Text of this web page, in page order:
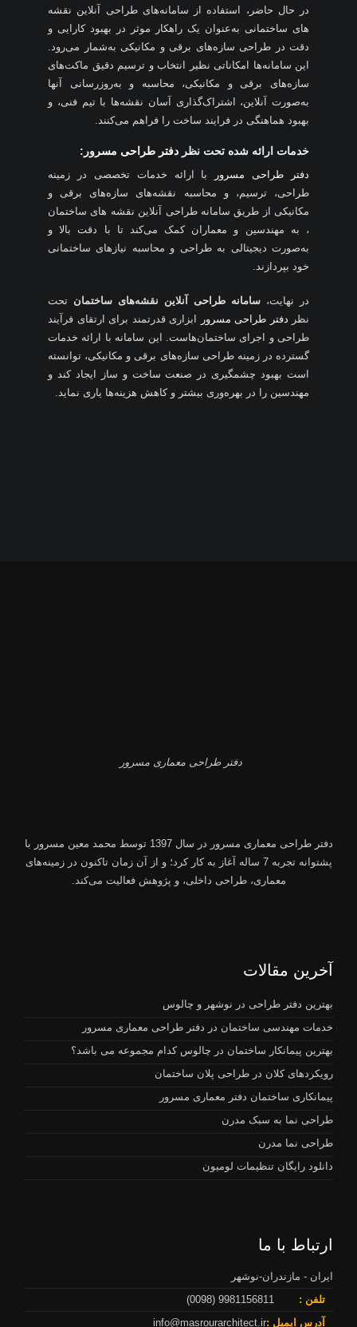
در حال حاضر، استفاده از سامانه‌های طراحی آنلاین نقشه‌
های ساختمانی به‌عنوان یک راهکار موثر در بهبود کارایی و
دقت در طراحی سازه‌های برقی و مکانیکی به‌شمار می‌رود.
این سامانه‌ها امکاناتی نظیر انتخاب و ترسیم دقیق ماکت‌های
سازه‌های برقی و مکانیکی، محاسبه و به‌روزرسانی آنها
به‌صورت آنلاین، اشتراک‌گذاری آسان نقشه‌ها با تیم فنی، و
بهبود هماهنگی در فرایند ساخت را فراهم می‌کنند.
خدمات ارائه شده تحت نظر دفتر طراحی مسرور :
دفتر طراحی مسرور
با ارائه خدمات تخصصی در زمینه
طراحی، ترسیم، و محاسبه نقشه‌های سازه‌های برقی و
مکانیکی از طریق سامانه طراحی آنلاین نقشه های ساختمان
، به مهندسین و معماران کمک می‌کند تا با دقت بالا و
به‌صورت دیجیتالی به طراحی و محاسبه نیازهای ساختمانی
خود بپردازند.
در نهایت، سامانه طراحی آنلاین نقشه‌های ساختمان تحت
نظر دفتر طراحی مسرور
ابزاری قدرتمند برای ارتقای فرآیند
طراحی و اجرای ساختمان‌هاست. این سامانه با ارائه خدمات
گسترده در زمینه طراحی سازه‌های برقی و مکانیکی، توانسته
است بهبود چشمگیری در صنعت ساخت و ساز ایجاد کند و
مهندسین را در بهره‌وری بیشتر و کاهش هزینه‌ها یاری نماید.
دفتر طراحی معماری مسرور
دفتر طراحی معماری مسرور در سال 1397 توسط محمد معین مسرور با
پشتوانه تجربه 7 ساله آغاز به کار کرد؛ و از آن زمان تاکنون در زمینه‌های
معماری، طراحی داخلی، و پژوهش فعالیت می‌کند.
آخرین مقالات
بهترین دفتر طراحی در نوشهر و چالوس
خدمات مهندسی ساختمان در دفتر طراحی معماری مسرور
بهترین پیمانکار ساختمان در چالوس کدام مجموعه می باشد؟
رویکردهای کلان در طراحی پلان ساختمان
پیمانکاری ساختمان دفتر معماری مسرور
طراحی نما به سبک مدرن
طراحی نما مدرن
دانلود رایگان تنظیمات لومیون
ارتباط با ما
ایران - مازندران-نوشهر
تلفن :
آدرس ایمیل :info@masrourarchitect.ir